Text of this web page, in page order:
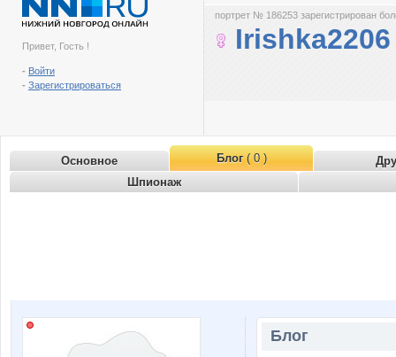
Привет, Гость !
- Войти
- Зарегистрироваться
портрет № 186253 зарегистрирован
Irishka2206
Основное Блог( 0 )
Шпионаж
Блог